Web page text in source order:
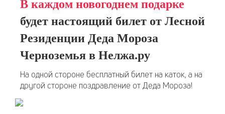
В каждом новогоднем подарке
будет настоящий билет от Лесной
Резиденции Деда Мороза
Черноземья в Нелжа.ру
На одной стороне бесплатный билет на каток, а на
другой стороне поздравление от Деда Мороза!